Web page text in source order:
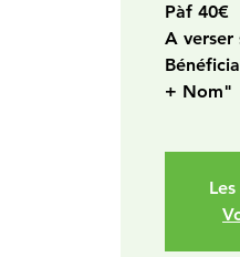
Pàf 40€
A verser
+ Nom"